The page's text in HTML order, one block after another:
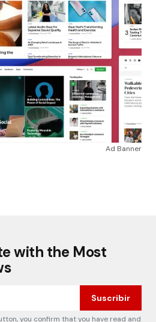
Ad Banner
with the Most
Suscribir
you confirm that you have read and